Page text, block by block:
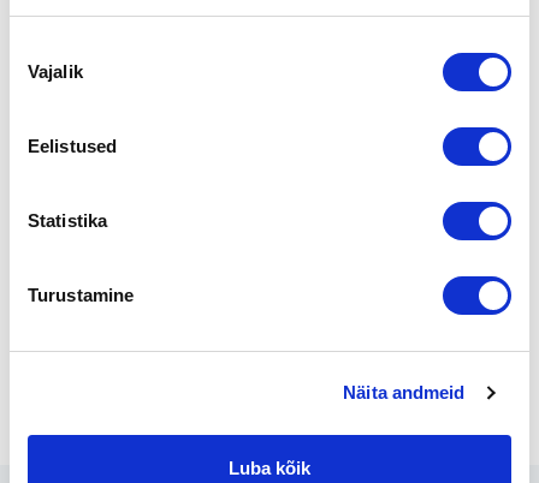
valik
Vajalik
Eelistused
Statistika
Turustamine
Näita andmeid
Luba kõik
Tel010 2864 026